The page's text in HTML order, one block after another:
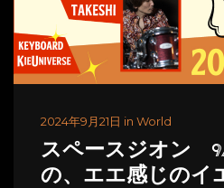
2024年9月21日 in World
スペースジオン 9/
の、エエ感じのイ